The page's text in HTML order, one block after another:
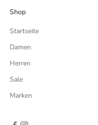
Shop
Startseite
Damen
Herren
Sale
Marken